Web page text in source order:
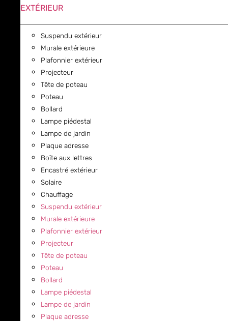
EXTÉRIEUR
Suspendu extérieur
Murale extérieure
Plafonnier extérieur
Projecteur
Tête de poteau
Poteau
Bollard
Lampe piédestal
Lampe de jardin
Plaque adresse
Boîte aux lettres
Encastré extérieur
Solaire
Chauffage
Suspendu extérieur
Murale extérieure
Plafonnier extérieur
Projecteur
Tête de poteau
Poteau
Bollard
Lampe piédestal
Lampe de jardin
Plaque adresse